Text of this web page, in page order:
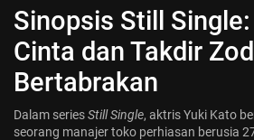
Sinopsis Still
Cinta dan Takdir
Bertabrakan
Dalam seriesStill Single, aktris Yuki Kato
seorang manajer toko perhiasan berusia